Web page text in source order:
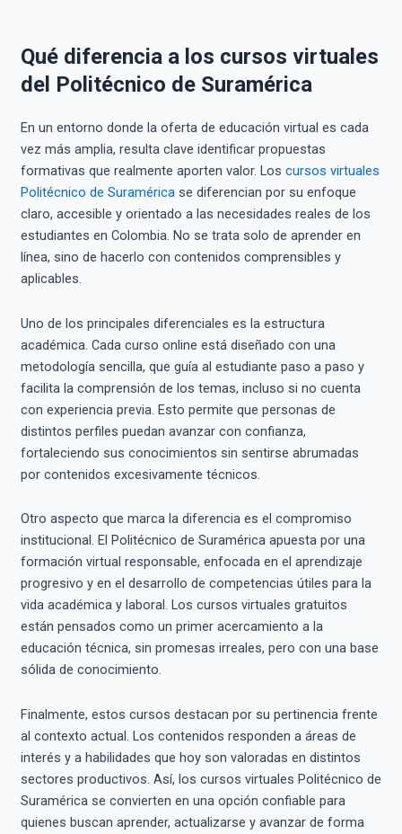
Qué diferencia a los cursos virtuales
del Politécnico de Suramérica
En un entorno donde la oferta de educación virtual es cada
vez más amplia, resulta clave identificar propuestas
formativas que realmente aporten valor. Los cursos virtuales
Politécnico de Suraméricase diferencian por su enfoque
claro, accesible y orientado a las necesidades reales de los
estudiantes en Colombia. No se trata solo de aprender en
línea, sino de hacerlo con contenidos comprensibles y
aplicables.
Uno de los principales diferenciales es la estructura
académica. Cada curso online está diseñado con una
metodología sencilla, que guía al estudiante paso a paso y
facilita la comprensión de los temas, incluso si no cuenta
con experiencia previa. Esto permite que personas de
distintos perfiles puedan avanzar con confianza,
fortaleciendo sus conocimientos sin sentirse abrumadas
por contenidos excesivamente técnicos.
Otro aspecto que marca la diferencia es el compromiso
institucional. El Politécnico de Suramérica apuesta por una
formación virtual responsable, enfocada en el aprendizaje
progresivo y en el desarrollo de competencias útiles para la
vida académica y laboral. Los cursos virtuales gratuitos
están pensados como un primer acercamiento a la
educación técnica, sin promesas irreales, pero con una base
sólida de conocimiento.
Finalmente, estos cursos destacan por su pertinencia frente
al contexto actual. Los contenidos responden a áreas de
interés y a habilidades que hoy son valoradas en distintos
sectores productivos. Así, los cursos virtuales Politécnico de
Suramérica se convierten en una opción confiable para
quienes buscan aprender, actualizarse y avanzar de forma